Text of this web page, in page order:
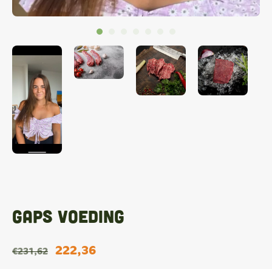
GAPS Voeding
€231,62
Oorspronkelijke
222,36Huidige